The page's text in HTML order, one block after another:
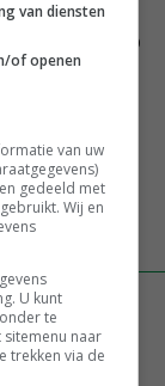
voedselprijzen op
druk ondanks
‘Bezoek van
plukken’
van diensten
of openen
van uw
gedeeld met
Wij en
U kunt
te
naar
trekken via de